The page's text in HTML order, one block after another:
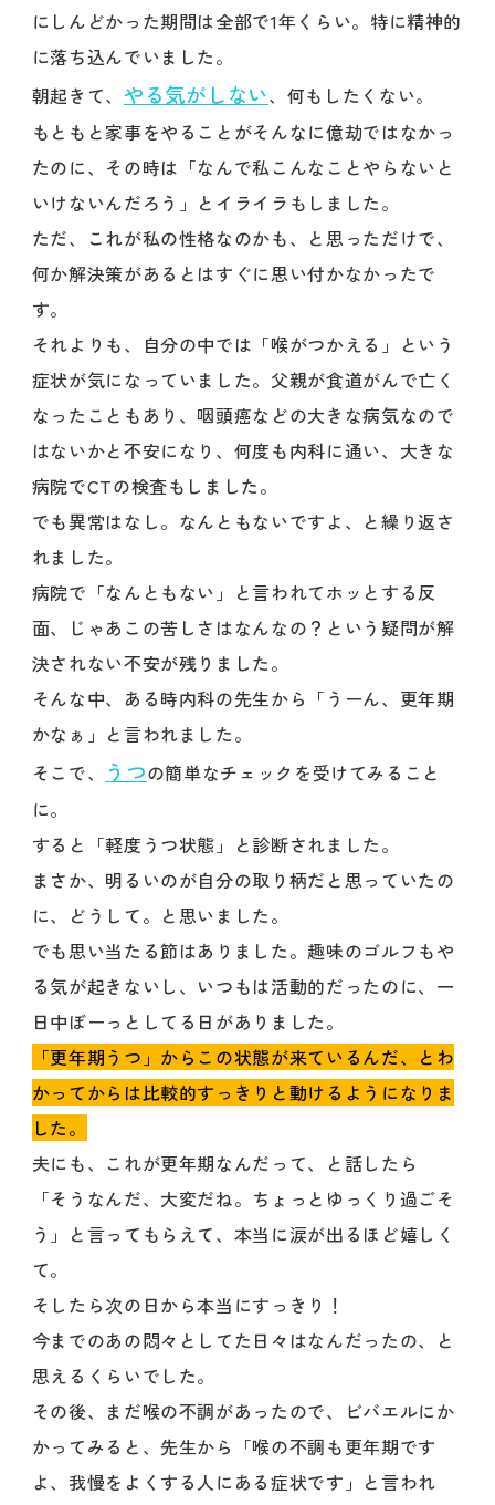
にしんどかった期間は全部で1年くらい。特に精神的
に落ち込んでいました。
朝起きて、 やる気がしない、何もしたくない。
もともと家事をやることがそんなに億劫ではなかっ
たのに、その時は「なんで私こんなことやらないと
いけないんだろう」とイライラもしました。
ただ、これが私の性格なのかも、と思っただけで、
何か解決策があるとはすぐに思い付かなかったで
す。
それよりも、自分の中では「喉がつかえる」という
症状が気になっていました。父親が食道がんで亡く
なったこともあり、咽頭癌などの大きな病気なので
はないかと不安になり、何度も内科に通い、大きな
病院でCTの検査もしました。
でも異常はなし。なんともないですよ、と繰り返さ
れました。
病院で「なんともない」と言われてホッとする反
面、じゃあこの苦しさはなんなの？という疑問が解
決されない不安が残りました。
そんな中、ある時内科の先生から「うーん、更年期
かなぁ」と言われました。
そこで、
うつの簡単なチェックを受けてみること
に。
すると「軽度うつ状態」と診断されました。
まさか、明るいのが自分の取り柄だと思っていたの
に、どうして。と思いました。
でも思い当たる節はありました。趣味のゴルフもや
る気が起きないし、いつもは活動的だったのに、一
日中ぼーっとしてる日がありました。
「更年期うつ」からこの状態が来ているんだ、とわ
かってからは比較的すっきりと動けるようになりま
した。
夫にも、これが更年期なんだって、と話したら
「そうなんだ、大変だね。ちょっとゆっくり過ごそ
う」と言ってもらえて、本当に涙が出るほど嬉しく
て。
そしたら次の日から本当にすっきり！
今までのあの悶々としてた日々はなんだったの、と
思えるくらいでした。
その後、まだ喉の不調があったので、ビバエルにか
かってみると、先生から「喉の不調も更年期です
よ、我慢をよくする人にある症状です」と言われ